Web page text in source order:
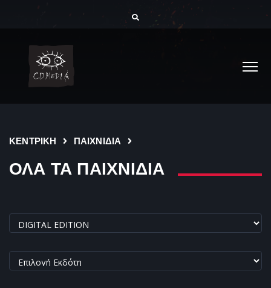
ΚΕΝΤΡΙΚΗ ΠΑΙΧΝΙΔΙΑ
ΟΛΑ ΤΑ ΠΑΙΧΝΙΔΙΑ